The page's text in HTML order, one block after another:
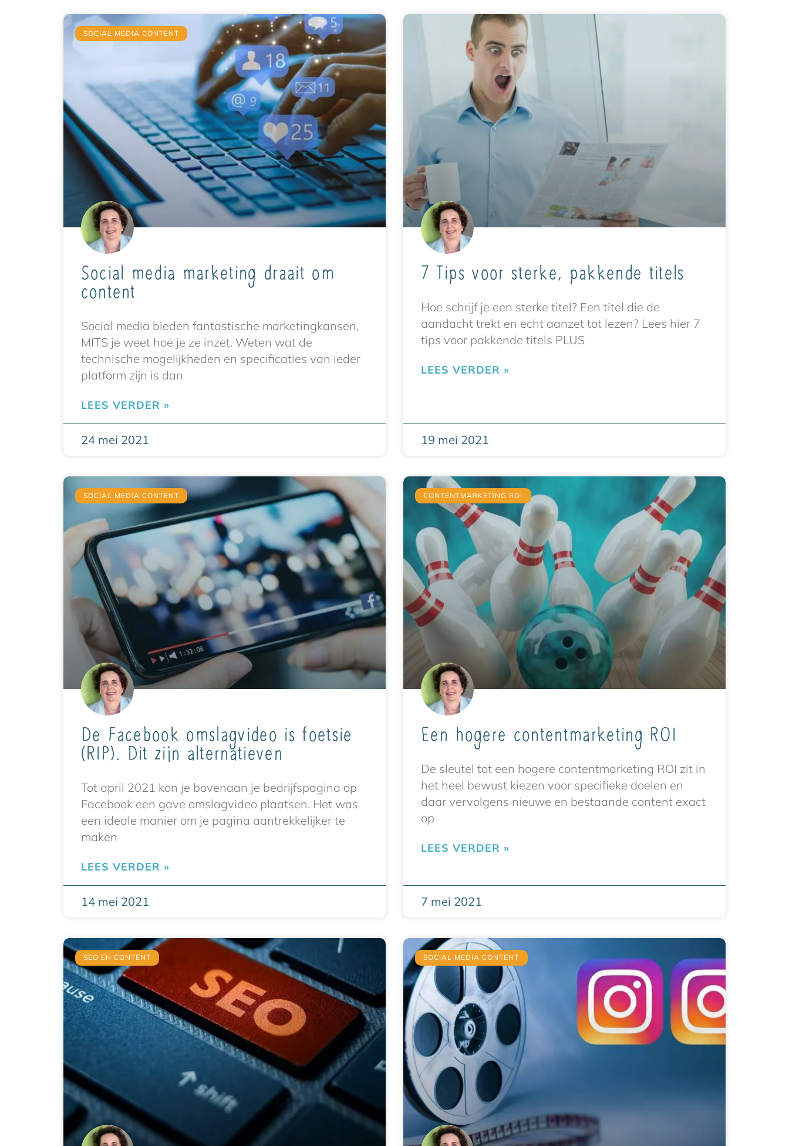
SOCIAL MEDIA CONTENT
Social media marketing draait om
content
Social media bieden fantastische marketingkansen,
MITS je weet hoe je ze inzet. Weten wat de
technische mogelijkheden en specificaties van ieder
platform zijn is dan
LEES VERDER »
24 mei 2021
7 Tips voor sterke, pakkende titels
Hoe schrijf je een sterke titel? Een titel die de
aandacht trekt en echt aanzet tot lezen? Lees hier 7
tips voor pakkende titels PLUS
LEES VERDER »
19 mei 2021
SOCIAL MEDIA CONTENT
De Facebook omslagvideo is foetsie
(RIP). Dit zijn alternatieven
Tot april 2021 kon je bovenaan je bedrijfspagina op
Facebook een gave omslagvideo plaatsen. Het was
een ideale manier om je pagina aantrekkelijker te
maken
LEES VERDER »
14 mei 2021
CONTENTMARKETING ROI
Een hogere contentmarketing ROI
De sleutel tot een hogere contentmarketing ROI zit in
het heel bewust kiezen voor specifieke doelen en
daar vervolgens nieuwe en bestaande content exact
op
LEES VERDER »
7 mei 2021
SEO EN CONTENT SOCIAL MEDIA CONTENT